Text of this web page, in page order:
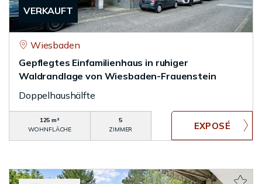
VERKAUFT
Wiesbaden
Gepflegtes Einfamilienhaus in ruhiger
Waldrandlage von Wiesbaden-Frauenstein
Doppelhaushälfte
125 m²
WOHNFLÄCHE
5
ZIMMER